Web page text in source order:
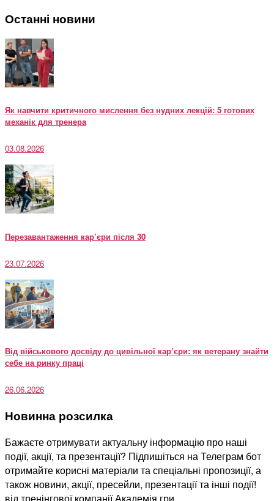
Останні новини
Як навчити критичного мислення без нудних лекцій: 5 готових
механік для тренера
03.08.2026
Перезавантаження кар’єри після 30
23.07.2026
Від військового досвіду до цивільної кар’єри: як ветерану знайти
себе на ринку праці
26.06.2026
Новинна розсилка
Бажаєте отримувати актуальну інформацію про наші
події, акції, та презентації? Підпишіться на Телеграм бот
отримайте корисні матеріали та спеціальні пропозиції, а
також новини, акції, пресейли, презентації та інші події!